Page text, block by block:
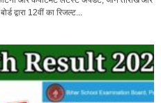
द्वारा 12वीं का रिजल्ट...